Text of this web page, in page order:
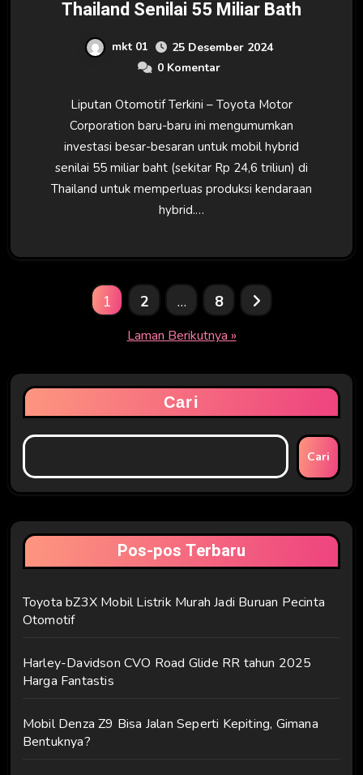
Thailand Senilai 55 Miliar Bath
mkt 01
25 Desember 2024
0 Komentar
Liputan Otomotif Terkini – Toyota Motor
Corporation baru-baru ini mengumumkan
investasi besar-besaran untuk mobil hybrid
senilai 55 miliar baht (sekitar Rp 24,6 triliun) di
Thailand untuk memperluas produksi kendaraan
hybrid.…
Paginasi
1 2 … 8
Laman Berikutnya »
Cari
Cari
Pos-pos Terbaru
Toyota bZ3X Mobil Listrik Murah Jadi Buruan Pecinta
Otomotif
Harley-Davidson CVO Road Glide RR tahun 2025
Harga Fantastis
Mobil Denza Z9 Bisa Jalan Seperti Kepiting, Gimana
Bentuknya?